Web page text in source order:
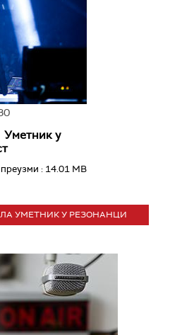
у
преузми : 14.01 MB
УМЕТНИК У РЕЗОНАНЦИ